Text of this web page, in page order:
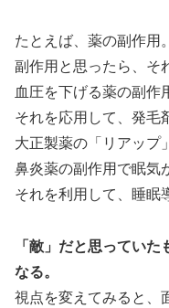
たとえば、薬の副作用。
副作用と思ったら、そ
血圧を下げる薬の副作
それを応用して、発毛
大正製薬の「リアップ
鼻炎薬の副作用で眠気
それを利用して、睡眠
「敵」だと思ってい
なる。
視点を変えてみると、